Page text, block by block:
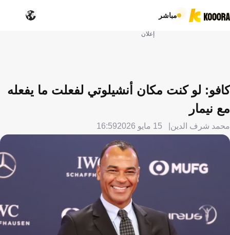
مباشر
إعلان
كافو: لو كنت مكان أنشيلوتي لفعلت ما يفعله
مع نيمار
محمد شرف الدين 15 مايو 2026 16:59